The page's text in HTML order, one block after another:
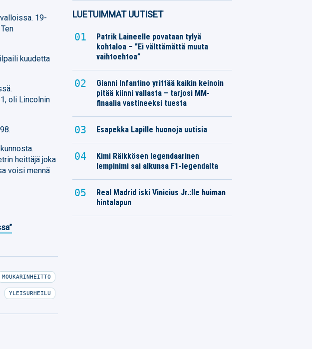
19-
kuudetta
oli Lincolnin
heittäjä joka
voisi mennä
MOUKARINHEITTO
YLEISURHEILU
LUETUIMMAT UUTISET
Patrik Laineelle povataan tylyä
kohtaloa – ”Ei välttämättä muuta
vaihtoehtoa”
Gianni Infantino yrittää kaikin keinoin
pitää kiinni vallasta – tarjosi MM-
finaalia vastineeksi tuesta
Esapekka Lapille huonoja uutisia
Kimi Räikkösen legendaarinen
lempinimi sai alkunsa F1-legendalta
Real Madrid iski Vinicius Jr.:lle huiman
hintalapun